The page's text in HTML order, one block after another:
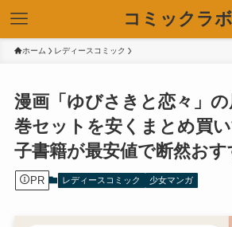
コミックラボ
ホーム レディースコミック
漫画「ゆびさきと恋々」
巻セットを安くまとめ買
子書籍が最安値で断然お
PR レディースコミック 少女マンガ